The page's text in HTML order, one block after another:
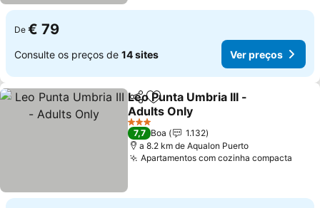
De € 79
Consulte os preços de 14 sites Ver preços
PartilharAdicionar aos favoritos
Leo Punta Umbria III -
Adults Only
3 Estrelas
7,7 Boa
1.132
a 8.2 km de Aqualon Puerto
Apartamentos com cozinha compacta